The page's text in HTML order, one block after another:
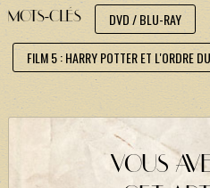
J. K. ROWLING
ARTISANAT MOLDU
PODCASTS
LES GRANDS ARTICLES DE LA
MOTS-CLÉS DVD / BLU-RAY
FILM 5 : HARRY POTTER ET L'ORDRE
VOUS